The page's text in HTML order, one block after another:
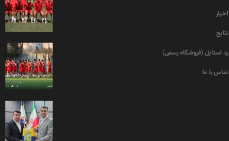
اخبار
نتایج
رد استایل (فروشگاه رسمی)
تماس با ما